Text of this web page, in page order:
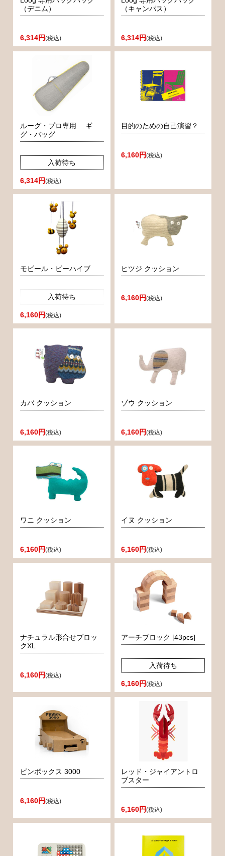
（デニム）
6,314円(税込)
（キャンパス）
6,314円(税込)
ルーグ・プロ専用 ギ
グ・バッグ
入荷待ち
6,314円(税込)
目的のための自己演習？
6,160円(税込)
モビール・ビーハイブ
入荷待ち
6,160円(税込)
ヒツジ クッション
6,160円(税込)
カバ クッション
6,160円(税込)
ゾウ クッション
6,160円(税込)
ワニ クッション
6,160円(税込)
イヌ クッション
6,160円(税込)
ナチュラル形合せブロッ
クXL
6,160円(税込)
アーチブロック [43pcs]
入荷待ち
6,160円(税込)
ピンボックス 3000
6,160円(税込)
レッド・ジャイアントロ
ブスター
6,160円(税込)